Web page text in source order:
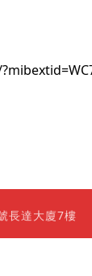
達大廈7樓